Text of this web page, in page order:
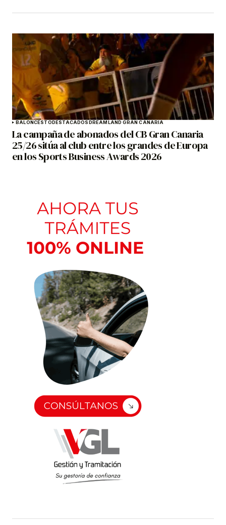
BALONCESTODESTACADOSDREAMLAND GRAN CANARIA
La campaña de abonados del CB Gran Canaria
25/26 sitúa al club entre los grandes de Europa
en los Sports Business Awards 2026